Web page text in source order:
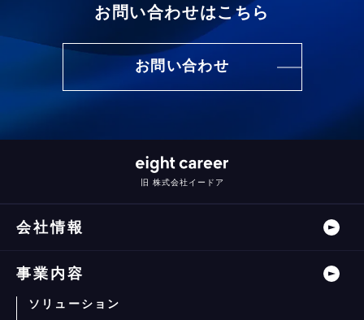
お問い合わせはこちら
お問い合わせ
旧 株式会社イードア
会社情報
事業内容
ソリューション